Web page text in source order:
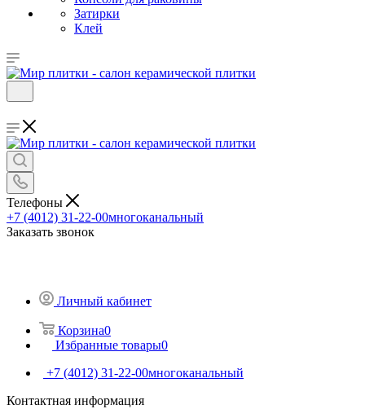
Затирки
Клей
Телефоны
+7 (4012) 31-22-00многоканальный
Заказать звонок
Личный кабинет
Корзина0
Избранные товары0
+7 (4012) 31-22-00многоканальный
Контактная информация